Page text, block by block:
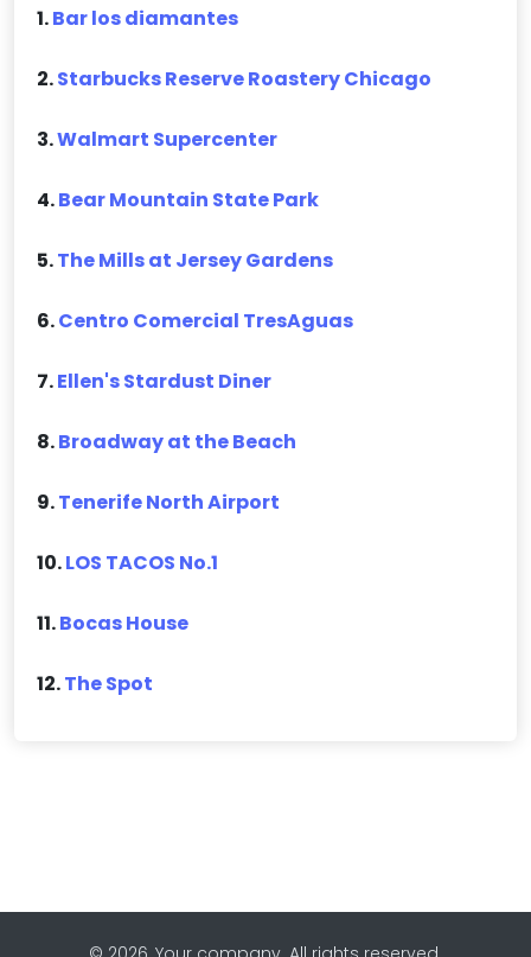
1.Bar los diamantes
2.Starbucks Reserve Roastery Chicago
3.Walmart Supercenter
4.Bear Mountain State Park
5.The Mills at Jersey Gardens
6.Centro Comercial TresAguas
7.Ellen's Stardust Diner
8.Broadway at the Beach
9.Tenerife North Airport
10.LOS TACOS No.1
11.Bocas House
12.The Spot